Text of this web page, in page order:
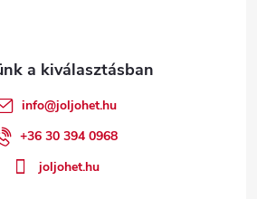
info@joljohet.hu
+36 30 394 0968
joljohet.hu